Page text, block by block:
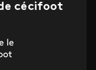
cécifoot
le